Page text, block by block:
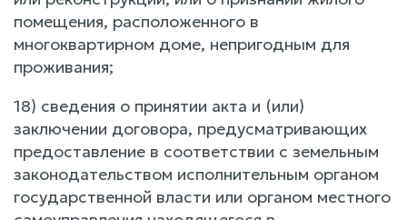
помещения, расположенного в
многоквартирном доме, непригодным для
проживания;
18) сведения о принятии акта и (или)
заключении договора, предусматривающих
предоставление в соответствии с земельным
законодательством исполнительным органом
государственной власти или органом местного